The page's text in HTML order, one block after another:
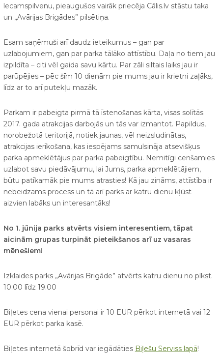
lecamspilvenu, pieaugušos vairāk priecēja Cālis.lv stāstu taka
un „Avārijas Brigādes” pilsētiņa.
Esam saņēmuši arī daudz ieteikumus – gan par
uzlabojumiem, gan par parka tālāko attīstību. Daļa no tiem jau
izpildīta – citi vēl gaida savu kārtu. Par zāli siltais laiks jau ir
parūpējies – pēc šīm 10 dienām pie mums jau ir krietni zaļāks,
līdz ar to arī putekļu mazāk.
Parkam ir pabeigta pirmā tā īstenošanas kārta, visas solītās
2017. gada atrakcijas darbojās un tās var izmantot. Papildus,
norobežotā teritorijā, notiek jaunas, vēl neizsludinātas,
atrakcijas ierīkošana, kas iespējams samulsināja atsevišķus
parka apmeklētājus par parka pabeigtību. Nemitīgi cenšamies
uzlabot savu piedāvājumu, lai Jums, parka apmeklētājiem,
būtu patīkamāk pie mums atrasties! Kā jau zināms, attīstība ir
nebeidzams process un tā arī parks ar katru dienu kļūst
aizvien labāks un interesantāks!
No 1. jūnija parks atvērts visiem interesentiem, tāpat
aicinām grupas turpināt pieteikšanos arī uz vasaras
mēnešiem!
Izklaides parks „Avārijas Brigāde” atvērts katru dienu no plkst.
10.00 līdz 19.00
Biļetes cena vienai personai ir 10 EUR pērkot internetā vai 12
EUR pērkot parka kasē.
Biļetes internetā šobrīd var iegādāties Biļešu Serviss lapā!